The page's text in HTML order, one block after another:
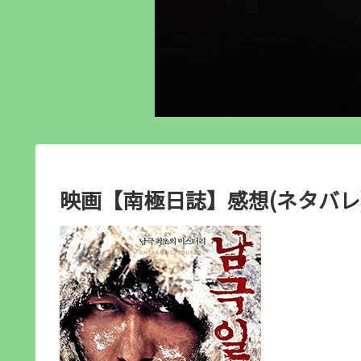
映画【南極日誌】感想(ネタバ